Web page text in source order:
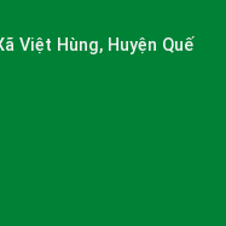
Việt Hùng, Huyện Quế